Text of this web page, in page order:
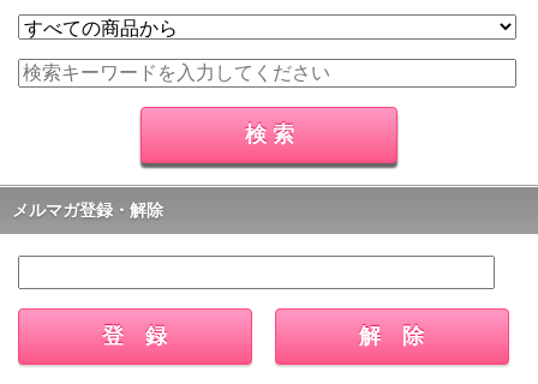
メルマガ登録・解除